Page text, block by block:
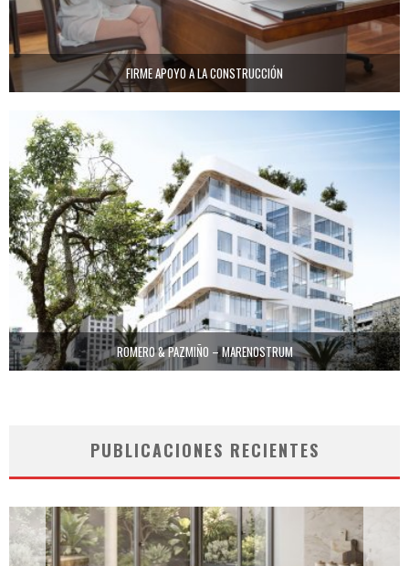
FIRME APOYO A LA CONSTRUCCIÓN
ROMERO & PAZMIÑO – MARENOSTRUM
PUBLICACIONES RECIENTES